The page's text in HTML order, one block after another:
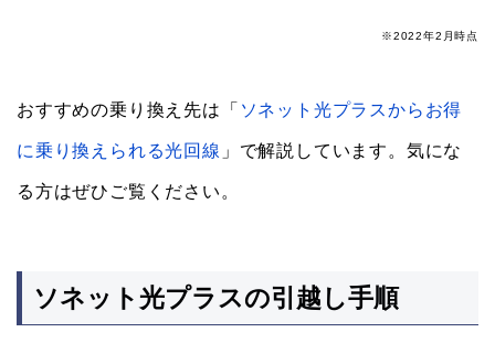
※2022年2月時点
おすすめの乗り換え先は「 ソネット光プラスからお得
に乗り換えられる光回線 」で解説しています。気にな
る方はぜひご覧ください。
ソネット光プラスの引越し手順